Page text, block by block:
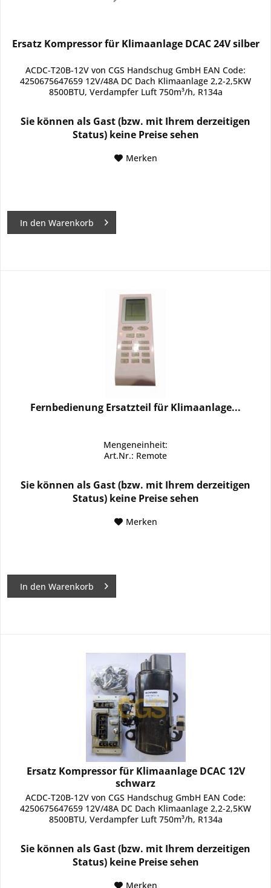
Ersatz Kompressor für Klimaanlage DCAC 24V silber
ACDC-T20B-12V von CGS Handschug GmbH EAN Code:
4250675647659 12V/48A DC Dach Klimaanlage 2,2-2,5KW
8500BTU, Verdampfer Luft 750m³/h, R134a
Sie können als Gast (bzw. mit Ihrem derzeitigen
Status) keine Preise sehen
Merken
In den Warenkorb
Fernbedienung Ersatzteil für Klimaanlage...
Mengeneinheit:
Art.Nr.: Remote
Sie können als Gast (bzw. mit Ihrem derzeitigen
Status) keine Preise sehen
Merken
In den Warenkorb
Ersatz Kompressor für Klimaanlage DCAC 12V
schwarz
ACDC-T20B-12V von CGS Handschug GmbH EAN Code:
4250675647659 12V/48A DC Dach Klimaanlage 2,2-2,5KW
8500BTU, Verdampfer Luft 750m³/h, R134a
Sie können als Gast (bzw. mit Ihrem derzeitigen
Status) keine Preise sehen
Merken